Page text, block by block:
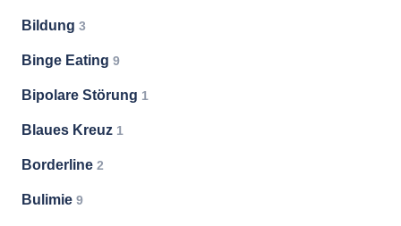
Bildung 3
Binge Eating 9
Bipolare Störung 1
Blaues Kreuz 1
Borderline 2
Bulimie 9